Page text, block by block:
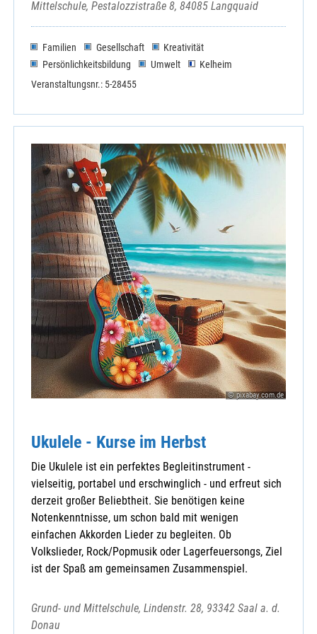
Mittelschule, Pestalozzistraße 8, 84085 Langquaid
Familien Gesellschaft
Kreativität
Persönlichkeitsbildung
Umwelt
Kelheim
Veranstaltungsnr.: 5-28455
© pixabay.com.de
Ukulele - Kurse im Herbst
Die Ukulele ist ein perfektes Begleitinstrument -
vielseitig, portabel und erschwinglich - und erfreut sich
derzeit großer Beliebtheit. Sie benötigen keine
Notenkenntnisse, um schon bald mit wenigen
einfachen Akkorden Lieder zu begleiten. Ob
Volkslieder, Rock/Popmusik oder Lagerfeuersongs, Ziel
ist der Spaß am gemeinsamen Zusammenspiel.
Grund- und Mittelschule, Lindenstr. 28, 93342 Saal a. d.
Donau